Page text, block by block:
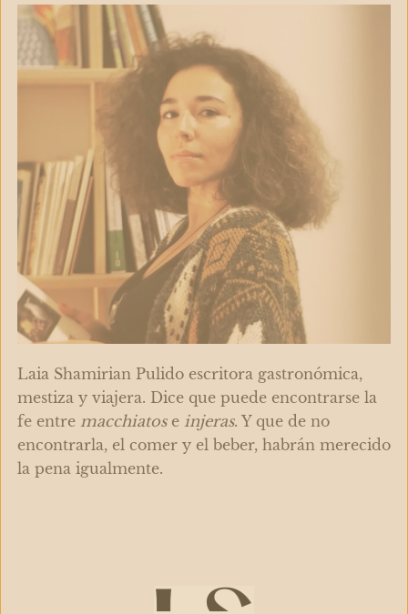
Laia Shamirian Pulido escritora gastronómica,
mestiza y viajera. Dice que puede encontrarse la
fe entre macchiatose injeras. Y que de no
encontrarla, el comer y el beber, habrán merecido
la pena igualmente.